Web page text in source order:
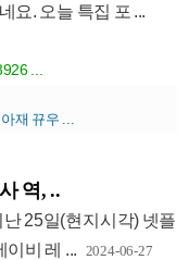
요. 오늘 특집 포 ...
...
재 뀨우 ...
역, ..
난 25일(현지시각) 넷플
이비 레 ...
2024-06-27